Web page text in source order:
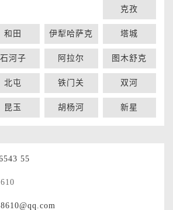
克孜
和田 伊犁哈萨克 塔城
石河子 阿拉尔 图木舒克
北屯 铁门关 双河
昆玉 胡杨河 新星
55